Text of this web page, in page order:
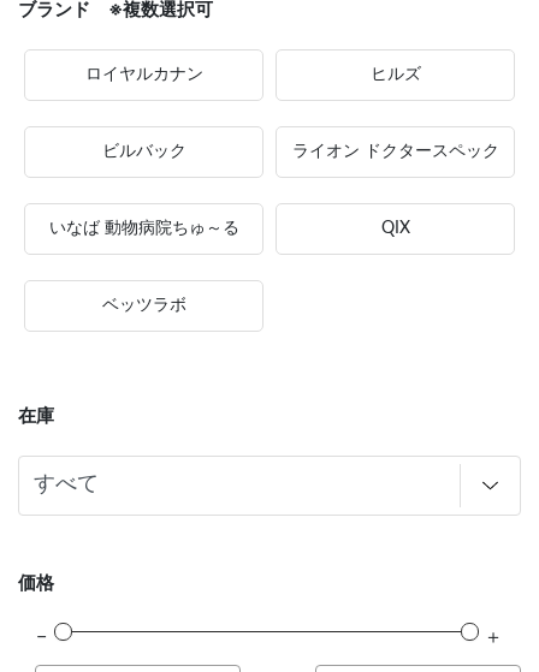
ブランド ※複数選択可
ロイヤルカナン ヒルズ
ビルバック ライオン ドクタースペック
いなば 動物病院ちゅ～る QIX
ベッツラボ
在庫
価格